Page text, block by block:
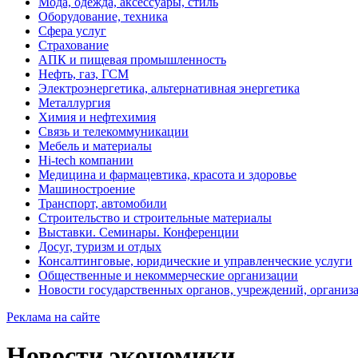
Оборудование, техника
Сфера услуг
Страхование
АПК и пищевая промышленность
Нефть, газ, ГСМ
Электроэнергетика, альтернативная энергетика
Металлургия
Химия и нефтехимия
Связь и телекоммуникации
Мебель и материалы
Hi-tech компании
Медицина и фармацевтика, красота и здоровье
Машиностроение
Транспорт, автомобили
Строительство и строительные материалы
Выставки. Семинары. Конференции
Досуг, туризм и отдых
Консалтинговые, юридические и управленческие услуги
Общественные и некоммерческие организации
Новости государственных органов, учреждений,
Реклама на сайте